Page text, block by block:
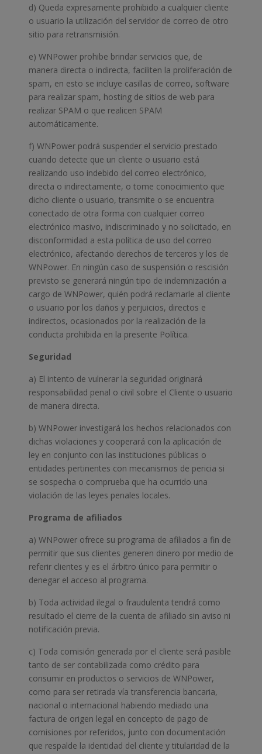
d) Queda expresamente prohibido a cualquier cliente
o usuario la utilización del servidor de correo de otro
sitio para retransmisión.
e) WNPower prohibe brindar servicios que, de
manera directa o indirecta, faciliten la proliferación de
spam, en esto se incluye casillas de correo, software
para realizar spam, hosting de sitios de web para
realizar SPAM o que realicen SPAM
automáticamente.
f) WNPower podrá suspender el servicio prestado
cuando detecte que un cliente o usuario está
realizando uso indebido del correo electrónico,
directa o indirectamente, o tome conocimiento que
dicho cliente o usuario, transmite o se encuentra
conectado de otra forma con cualquier correo
electrónico masivo, indiscriminado y no solicitado, en
disconformidad a esta política de uso del correo
electrónico, afectando derechos de terceros y los de
WNPower. En ningún caso de suspensión o rescisión
previsto se generará ningún tipo de indemnización a
cargo de WNPower, quién podrá reclamarle al cliente
o usuario por los daños y perjuicios, directos e
indirectos, ocasionados por la realización de la
conducta prohibida en la presente Política.
Seguridad
a) El intento de vulnerar la seguridad originará
responsabilidad penal o civil sobre el Cliente o usuario
de manera directa.
b) WNPower investigará los hechos relacionados con
dichas violaciones y cooperará con la aplicación de
ley en conjunto con las instituciones públicas o
entidades pertinentes con mecanismos de pericia si
se sospecha o comprueba que ha ocurrido una
violación de las leyes penales locales.
Programa de afiliados
a) WNPower ofrece su programa de afiliados a fin de
permitir que sus clientes generen dinero por medio de
referir clientes y es el árbitro único para permitir o
denegar el acceso al programa.
b) Toda actividad ilegal o fraudulenta tendrá como
resultado el cierre de la cuenta de afiliado sin aviso ni
notificación previa.
c) Toda comisión generada por el cliente será pasible
tanto de ser contabilizada como crédito para
consumir en productos o servicios de WNPower,
como para ser retirada vía transferencia bancaria,
nacional o internacional habiendo mediado una
factura de origen legal en concepto de pago de
comisiones por referidos, junto con documentación
que respalde la identidad del cliente y titularidad de la